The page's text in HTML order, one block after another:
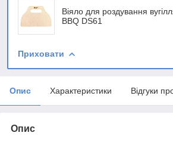
Віяло для роздування
BBQ DS61
Приховати
Опис Характеристики Відгуки
Опис